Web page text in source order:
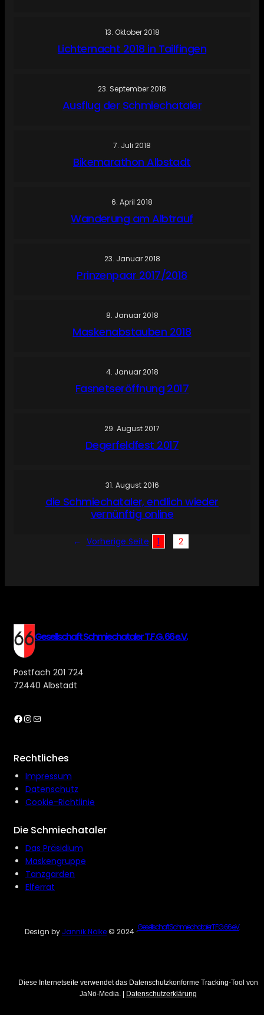
13. Oktober 2018
Lichternacht 2018 in Tailfingen
23. September 2018
Ausflug der Schmiechataler
7. Juli 2018
Bikemarathon Albstadt
6. April 2018
Wanderung am Albtrauf
23. Januar 2018
Prinzenpaar 2017/2018
8. Januar 2018
Maskenabstauben 2018
4. Januar 2018
Fasnetseröffnung 2017
29. August 2017
Degerfeldfest 2017
31. August 2016
die Schmiechataler, endlich wieder
vernünftig online
← Vorherige Seite 1 2
Gesellschaft Schmiechataler T.F.G. 66 e.V.
Postfach 201 724
72440 Albstadt
Facebook InstagramE-Mail
Rechtliches
Impressum
Datenschutz
Cookie-Richtlinie
Die Schmiechataler
Das Präsidium
Maskengruppe
Tanzgarden
Elferrat
Design by Jannik Nölke© 2024 ·Gesellschaft Schmiechataler T.F.G. 66 e.V.
Diese Internetseite verwendet das Datenschutzkonforme Tracking-Tool von
JaNö-Media. | Datenschutzerklärung